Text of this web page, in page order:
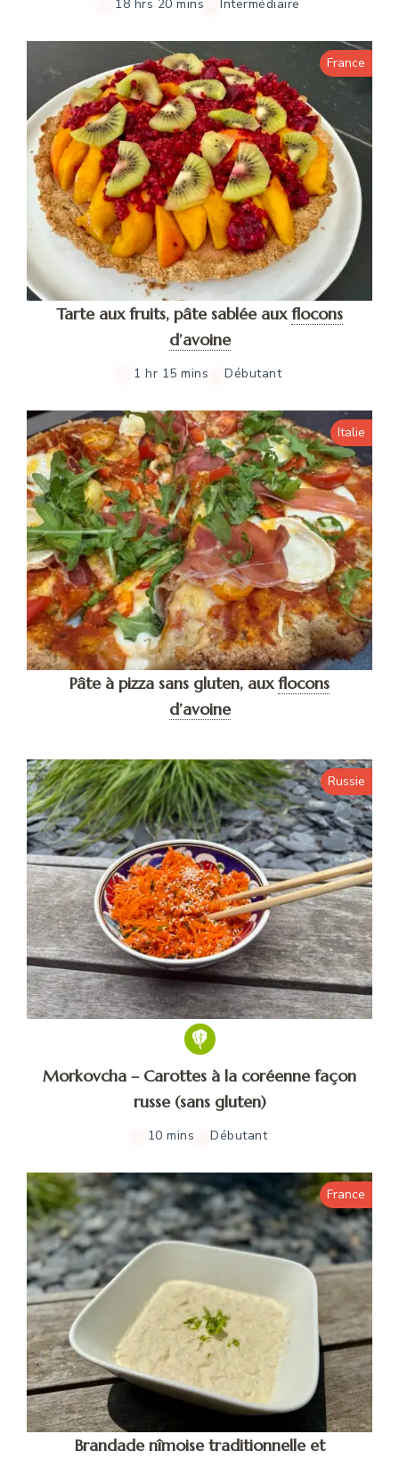
18 hrs 20 mins Intermédiaire
France
Tarte aux fruits, pâte sablée aux flocons
d’avoine
1 hr 15 mins Débutant
Italie
Pâte à pizza sans gluten, aux flocons
d’avoine
Russie
Morkovcha – Carottes à la coréenne façon
russe (sans gluten)
10 mins Débutant
France
Brandade nîmoise traditionnelle et